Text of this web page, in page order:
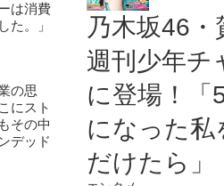
は消費
た。」
の思
にスト
その中
デッド
乃木坂46
週刊少年チ
に登場！「
になった私
だけたら」